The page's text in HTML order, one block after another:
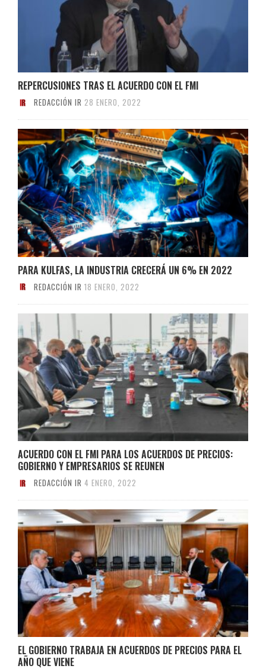
REPERCUSIONES TRAS EL ACUERDO CON EL FMI
REDACCIÓN IR 28 ENERO, 2022
PARA KULFAS, LA INDUSTRIA CRECERÁ UN 6% EN 2022
REDACCIÓN IR 18 ENERO, 2022
ACUERDO CON EL FMI PARA LOS ACUERDOS DE PRECIOS:
GOBIERNO Y EMPRESARIOS SE REUNEN
REDACCIÓN IR 4 ENERO, 2022
EL GOBIERNO TRABAJA EN ACUERDOS DE PRECIOS PARA EL
AÑO QUE VIENE